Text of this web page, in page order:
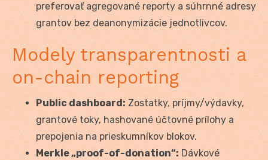
preferovať agregované reporty a súhrnné adresy
grantov bez deanonymizácie jednotlivcov.
Modely transparentnosti a
on-chain reporting
Public dashboard: Zostatky, príjmy/výdavky,
grantové toky, hashované účtovné prílohy a
prepojenia na prieskumníkov blokov.
Merkle „proof-of-donation“: Dávkové